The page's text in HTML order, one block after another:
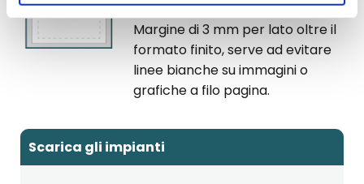
Margine di 3 mm per lato oltre il
formato finito, serve ad evitare
linee bianche su immagini o
grafiche a filo pagina.
Scarica gli impianti